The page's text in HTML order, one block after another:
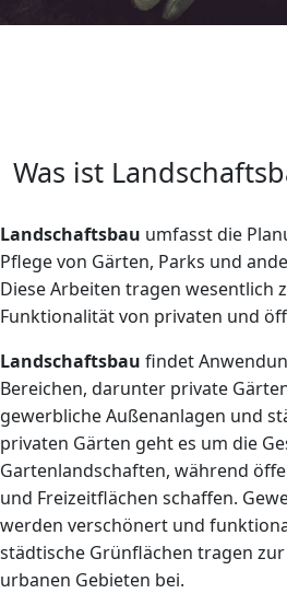
Was ist
Landschaftsbau umfasst die
Pflege von Gärten, Parks und
Diese Arbeiten tragen wesentlich
Funktionalität von privaten und
Landschaftsbau findet
Bereichen, darunter private
gewerbliche Außenanlagen und
privaten Gärten geht es um die
Gartenlandschaften, während
und Freizeitflächen schaffen.
werden verschönert und
städtische Grünflächen tragen
urbanen Gebieten bei.